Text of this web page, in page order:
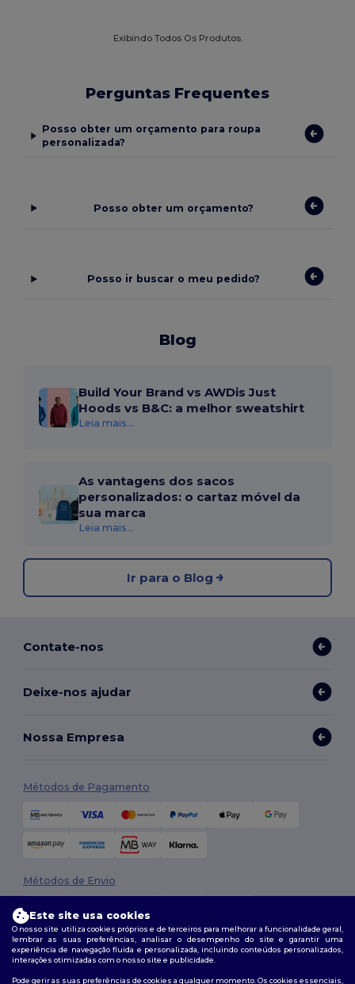
Exibindo Todos Os Produtos.
Perguntas Frequentes
Posso obter um orçamento para roupa
personalizada?
Posso obter um orçamento?
Posso ir buscar o meu pedido?
Blog
Build Your Brand vs AWDis Just
Hoods vs B&C: a melhor sweatshirt
Leia mais...
As vantagens dos sacos
personalizados: o cartaz móvel da
sua marca
Leia mais...
Ir para o Blog
Contate-nos
Deixe-nos ajudar
Nossa Empresa
Métodos de Pagamento
Métodos de Envio
Este site usa cookies
O nosso site utiliza cookies próprios e de terceiros para melhorar a funcionalidade geral,
lembrar as suas preferências, analisar o desempenho do site e garantir uma
experiência de navegação fluida e personalizada, incluindo conteúdos personalizados,
interações otimizadas com o nosso site e publicidade.
Pode gerir as suas preferências de cookies a qualquer momento. Os cookies essenciais,